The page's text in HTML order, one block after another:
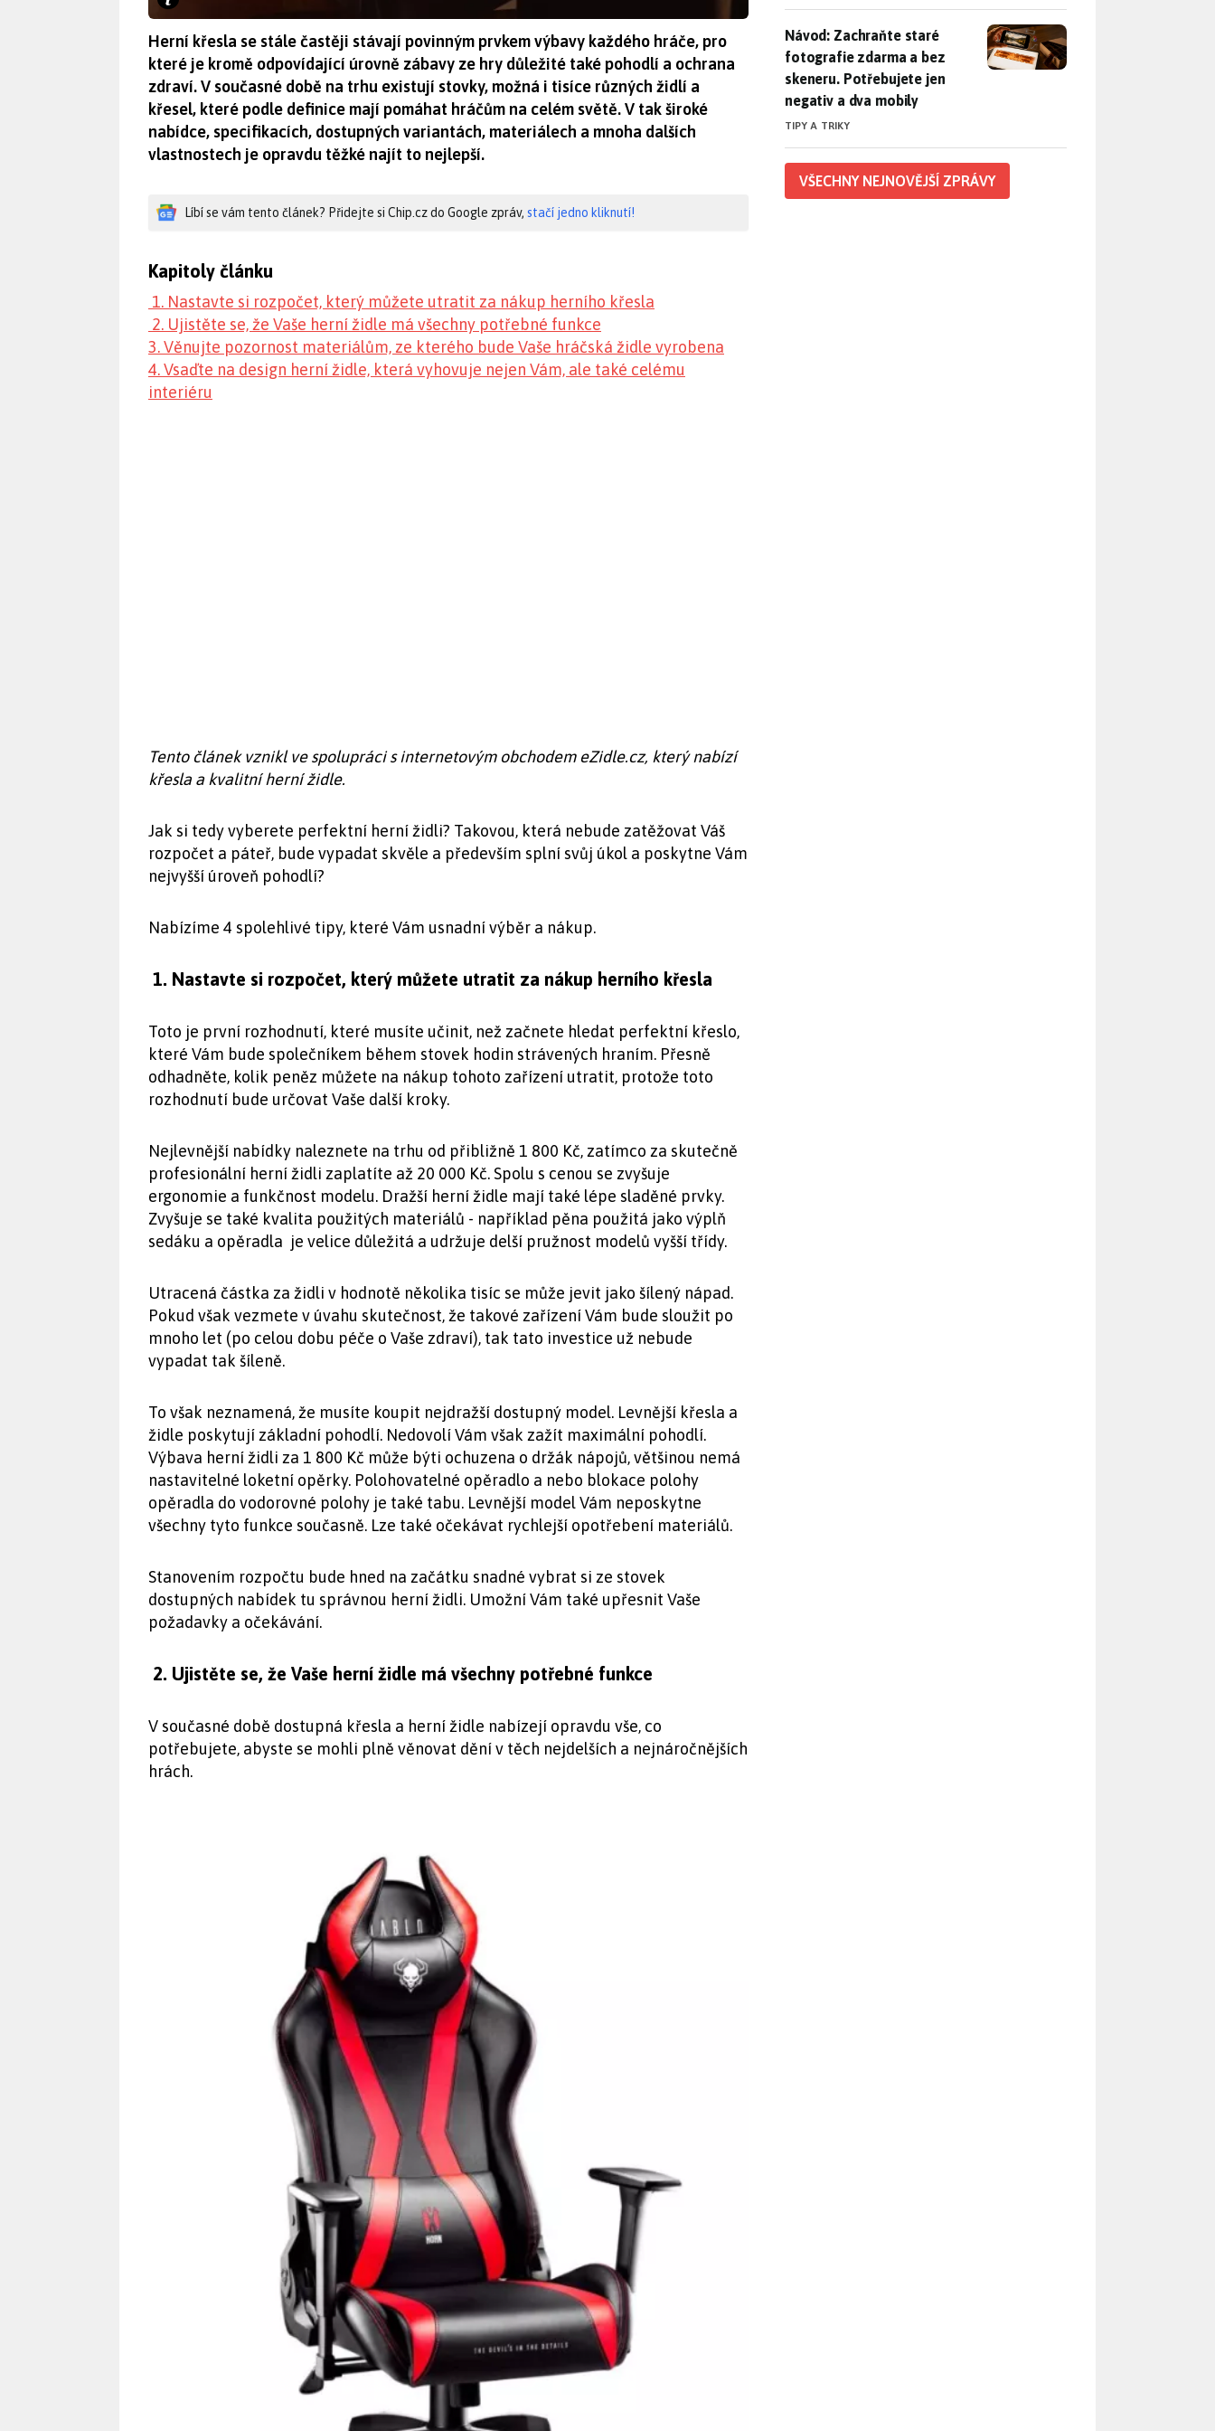
Herní křesla se stále častěji stávají povinným prvkem výbavy každého hráče, pro
které je kromě odpovídající úrovně zábavy ze hry důležité také pohodlí a ochrana
zdraví. V současné době na trhu existují stovky, možná i tisíce různých židlí a
křesel, které podle definice mají pomáhat hráčům na celém světě. V tak široké
nabídce, specifikacích, dostupných variantách, materiálech a mnoha dalších
vlastnostech je opravdu těžké najít to nejlepší.
Líbí se vám tento článek? Přidejte si Chip.cz do Google zpráv, stačí jedno kliknutí!
Kapitoly článku
1. Nastavte si rozpočet, který můžete utratit za nákup herního křesla
2. Ujistěte se, že Vaše herní židle má všechny potřebné funkce
3. Věnujte pozornost materiálům, ze kterého bude Vaše hráčská židle vyrobena
4. Vsaďte na design herní židle, která vyhovuje nejen Vám, ale také celému
interiéru
Tento článek vznikl ve spolupráci s internetovým obchodem eZidle.cz, který nabízí
křesla a kvalitní herní židle.
Jak si tedy vyberete perfektní herní židli? Takovou, která nebude zatěžovat Váš
rozpočet a páteř, bude vypadat skvěle a především splní svůj úkol a poskytne Vám
nejvyšší úroveň pohodlí?
Nabízíme 4 spolehlivé tipy, které Vám usnadní výběr a nákup.
1. Nastavte si rozpočet, který můžete utratit za nákup herního křesla
Toto je první rozhodnutí, které musíte učinit, než začnete hledat perfektní křeslo,
které Vám bude společníkem během stovek hodin strávených hraním. Přesně
odhadněte, kolik peněz můžete na nákup tohoto zařízení utratit, protože toto
rozhodnutí bude určovat Vaše další kroky.
Nejlevnější nabídky naleznete na trhu od přibližně 1 800 Kč, zatímco za skutečně
profesionální herní židli zaplatíte až 20 000 Kč. Spolu s cenou se zvyšuje
ergonomie a funkčnost modelu. Dražší herní židle mají také lépe sladěné prvky.
Zvyšuje se také kvalita použitých materiálů - například pěna použitá jako výplň
sedáku a opěradla je velice důležitá a udržuje delší pružnost modelů vyšší třídy.
Utracená částka za židli v hodnotě několika tisíc se může jevit jako šílený nápad.
Pokud však vezmete v úvahu skutečnost, že takové zařízení Vám bude sloužit po
mnoho let (po celou dobu péče o Vaše zdraví), tak tato investice už nebude
vypadat tak šíleně.
To však neznamená, že musíte koupit nejdražší dostupný model. Levnější křesla a
židle poskytují základní pohodlí. Nedovolí Vám však zažít maximální pohodlí.
Výbava herní židli za 1 800 Kč může býti ochuzena o držák nápojů, většinou nemá
nastavitelné loketní opěrky. Polohovatelné opěradlo a nebo blokace polohy
opěradla do vodorovné polohy je také tabu. Levnější model Vám neposkytne
všechny tyto funkce současně. Lze také očekávat rychlejší opotřebení materiálů.
Stanovením rozpočtu bude hned na začátku snadné vybrat si ze stovek
dostupných nabídek tu správnou herní židli. Umožní Vám také upřesnit Vaše
požadavky a očekávání.
2. Ujistěte se, že Vaše herní židle má všechny potřebné funkce
V současné době dostupná křesla a herní židle nabízejí opravdu vše, co
potřebujete, abyste se mohli plně věnovat dění v těch nejdelších a nejnáročnějších
hrách.
Návod: Zachraňte staré fotografie zdarma a bez skeneru.
Návod: Zachraňte staré
fotografie zdarma a bez
skeneru. Potřebujete jen
negativ a dva mobily
TIPY A TRIKY
VŠECHNY NEJNOVĚJŠÍ ZPRÁVY